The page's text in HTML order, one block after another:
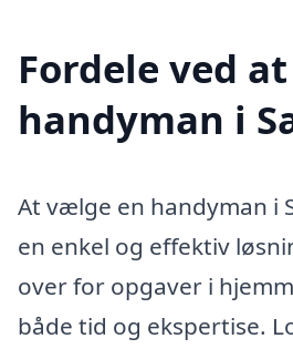
Fordele ved
handyman i
At vælge en handyman i
en enkel og effektiv
over for opgaver i
både tid og ekspertise.